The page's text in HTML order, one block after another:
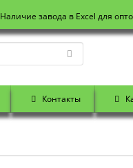
Наличие завода в Excel для
Контакты